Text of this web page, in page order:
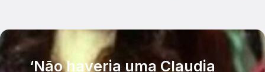
‘Não haveria uma Claudia